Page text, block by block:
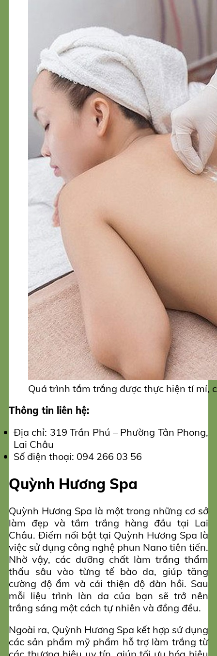
Quá trình tắm trắng được thực hiện tỉ mỉ,
Thông tin liên hệ:
Địa chỉ: 319 Trần Phú – Phường Tân Phong,
Lai Châu
Số điện thoại: 094 266 03 56
Quỳnh Hương Spa
Quỳnh Hương Spa là một trong những cơ sở
làm đẹp và tắm trắng hàng đầu tại Lai
Châu. Điểm nổi bật tại Quỳnh Hương Spa là
việc sử dụng công nghệ phun Nano tiên tiến.
Nhờ vậy, các dưỡng chất làm trắng thẩm
thấu sâu vào từng tế bào da, giúp tăng
cường độ ẩm và cải thiện độ đàn hồi. Sau
mỗi liệu trình làn da của bạn sẽ trở nên
trắng sáng một cách tự nhiên và đồng đều.
Ngoài ra, Quỳnh Hương Spa kết hợp sử dụng
các sản phẩm mỹ phẩm hỗ trợ làm trắng từ